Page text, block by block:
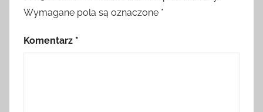
Wymagane pola są oznaczone *
Komentarz *